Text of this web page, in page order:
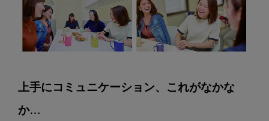
上手にコミュニケーション、これがなかな
か…